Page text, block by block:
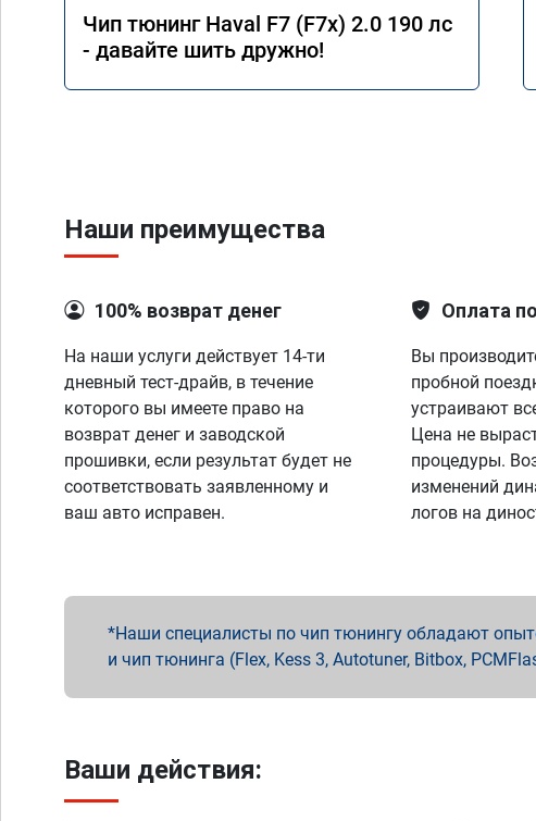
Чип тюнинг Haval F7 (F7x) 2.0 190 лс
- давайте шить дружно!
Наши преимущества
100% возврат денег
На наши услуги действует 14-ти
дневный тест-драйв, в течение
которого вы имеете право на
возврат денег и заводской
прошивки, если результат будет не
соответствовать заявленному и
ваш авто исправен.
Оплата
Вы
пробной
устраивают
Цена не
процедуры.
изменений
логов на
Наши специалисты по чип тюнингу обладают
и чип тюнинга (Flex, Kess 3, Autotuner, Bitbox,
Ваши действия: